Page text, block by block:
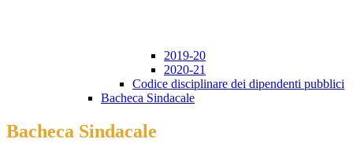
2019-20
2020-21
Codice disciplinare dei dipendenti pubblici
Bacheca Sindacale
Bacheca Sindacale